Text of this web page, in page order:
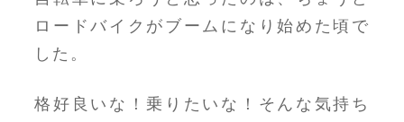
ロードバイクがブームになり始めた頃で
した。
格好良いな！乗りたいな！そんな気持ち